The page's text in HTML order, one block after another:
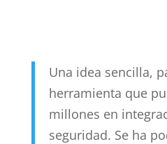
Una idea sencilla,
herramienta que
millones en
seguridad. Se ha